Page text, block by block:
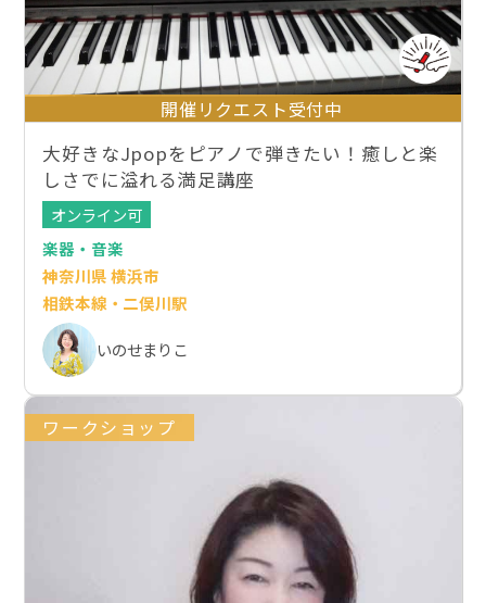
開催リクエスト受付中
大好きなJpopをピアノで弾きたい！癒しと楽
しさでに溢れる満足講座
オンライン可
楽器・音楽
神奈川県 横浜市
相鉄本線・二俣川駅
いのせまりこ
ワークショップ